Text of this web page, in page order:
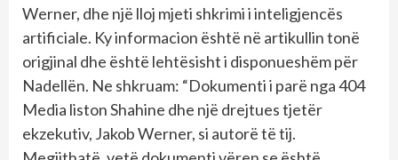
Werner, dhe një lloj mjeti shkrimi i inteligjencës
artificiale. Ky informacion është në artikullin tonë
origjinal dhe është lehtësisht i disponueshëm për
Nadellën. Ne shkruam: “Dokumenti i parë nga 404
Media liston Shahine dhe një drejtues tjetër
ekzekutiv, Jakob Werner, si autorë të tij.